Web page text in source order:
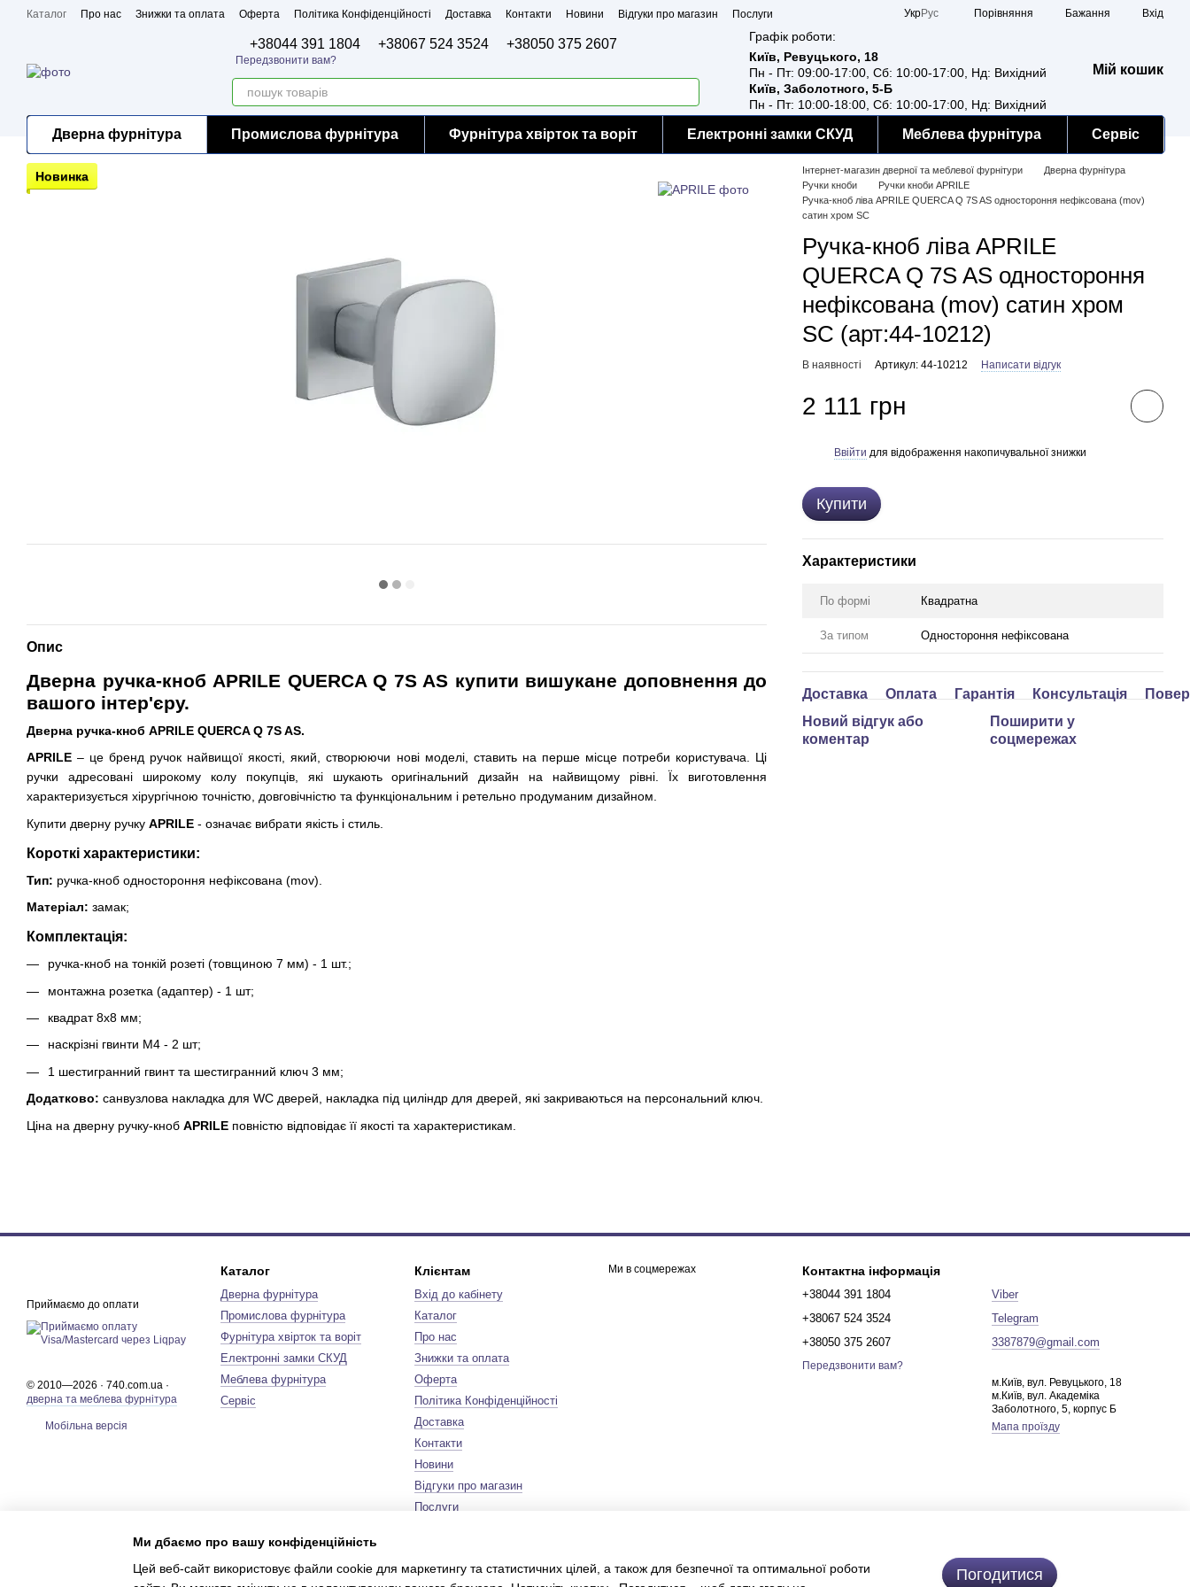
Перейти до основного контенту
Каталог Про нас Знижки та оплата Оферта Політика Конфіденційності Доставка Контакти Новини Відгуки про магазин
Послуги
УкрРус Порівняння Бажання Вхід
+38044 391 1804 +38067 524 3524 +38050 375 2607
Передзвонити вам?
Графік роботи:
Київ, Ревуцького, 18
Пн - Пт: 09:00-17:00, Сб: 10:00-17:00, Нд: Вихідний
Київ, Заболотного, 5-Б
Пн - Пт: 10:00-18:00, Сб: 10:00-17:00, Нд: Вихідний
Мій кошик
Дверна фурнітура Промислова фурнітура Фурнітура хвірток та воріт Електронні замки СКУД Меблева фурнітура Сервіс
Новинка
Опис
Дверна ручка-кноб APRILE QUERCA Q 7S AS купити вишукане доповнення до
вашого інтер'єру.
Дверна ручка-кноб APRILE QUERCA Q 7S AS.
APRILE – це бренд ручок найвищої якості, який, створюючи нові моделі, ставить на перше місце потреби користувача. Ці
ручки адресовані широкому колу покупців, які шукають оригінальний дизайн на найвищому рівні. Їх виготовлення
характеризується хірургічною точністю, довговічністю та функціональним і ретельно продуманим дизайном.
Купити дверну ручку APRILE - означає вибрати якість і стиль.
Короткі характеристики:
Тип: ручка-кноб одностороння нефіксована (mov).
Матеріал: замак;
Комплектація:
ручка-кноб на тонкій розеті (товщиною 7 мм) - 1 шт.;
монтажна розетка (адаптер) - 1 шт;
квадрат 8х8 мм;
наскрізні гвинти М4 - 2 шт;
1 шестигранний гвинт та шестигранний ключ 3 мм;
Додатково: санвузлова накладка для WC дверей,
накладка під циліндр для дверей, які закриваються на персональний ключ.
Ціна на дверну ручку-кноб APRILE повністю відповідає її якості та характеристикам.
Інтернет-магазин дверної та меблевої фурнітури
Дверна фурнітура
Ручки кноби
Ручки кноби APRILE
Ручка-кноб ліва APRILE QUERCA Q 7S AS одностороння нефіксована (mov)
сатин хром SC
Ручка-кноб ліва APRILE
QUERCA Q 7S AS одностороння
нефіксована (mov) сатин хром
SC (арт:44-10212)
В наявності Артикул: 44-10212 Написати відгук
2 111 грн
Ввійти для відображення накопичувальної знижки
Купити
Характеристики
По формі Квадратна
За типом Одностороння нефіксована
Доставка Оплата Гарантія Консультація
Новий відгук або
коментар
Поширити у
соцмережах
Приймаємо до оплати
© 2010—2026 · 740.com.ua ·
дверна та меблева фурнітура
Мобільна версія
Каталог
Дверна фурнітура
Промислова фурнітура
Фурнітура хвірток та воріт
Електронні замки СКУД
Меблева фурнітура
Сервіс
Клієнтам
Вхід до кабінету
Каталог
Про нас
Знижки та оплата
Оферта
Політика Конфіденційності
Доставка
Контакти
Новини
Відгуки про магазин
Послуги
Сертифікати
Ми в соцмережах Контактна інформація
+38044 391 1804
+38067 524 3524
+38050 375 2607
Передзвонити вам?
Viber
Telegram
3387879@gmail.com
м.Київ, вул. Ревуцького, 18
м.Київ, вул. Академіка
Заболотного, 5, корпус Б
Мапа проїзду
Ми дбаємо про вашу конфіденційність
Цей веб-сайт використовує файли cookie для маркетингу та статистичних цілей, а також для безпечної та оптимальної роботи
Погодитися